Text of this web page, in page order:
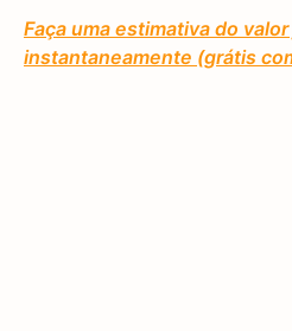
Faça uma estimativa do
instantaneamente (grátis